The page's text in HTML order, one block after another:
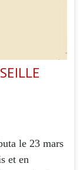
le 23 mars
et en